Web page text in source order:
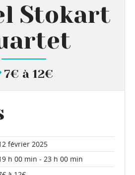
Stokart
7€ à 12€
février 2025
h 00 min - 23 h 00 min